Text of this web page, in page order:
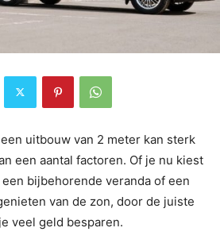
uitbouw van 2 meter kan sterk
een aantal factoren. Of je nu kiest
bijbehorende veranda of een
van de zon, door de juiste
veel geld besparen.